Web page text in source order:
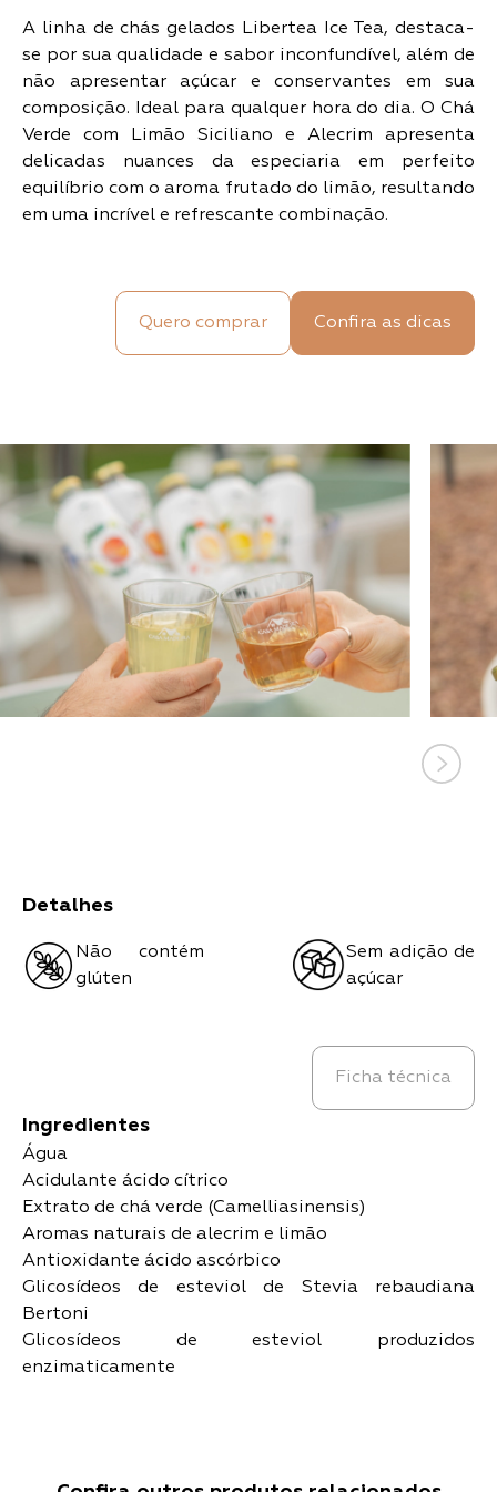
A linha de chás gelados Libertea Ice Tea, destaca-
se por sua qualidade e sabor inconfundível, além de
não apresentar açúcar e conservantes em sua
composição. Ideal para qualquer hora do dia. O Chá
Verde com Limão Siciliano e Alecrim apresenta
delicadas nuances da especiaria em perfeito
equilíbrio com o aroma frutado do limão, resultando
em uma incrível e refrescante combinação.
Quero comprar Confira as dicas
Detalhes
Não contém
glúten
Sem adição de
açúcar
Ficha técnica
Ingredientes
Água
Acidulante ácido cítrico
Extrato de chá verde (Camelliasinensis)
Aromas naturais de alecrim e limão
Antioxidante ácido ascórbico
Glicosídeos de esteviol de Stevia rebaudiana
Bertoni
Glicosídeos de esteviol produzidos
enzimaticamente